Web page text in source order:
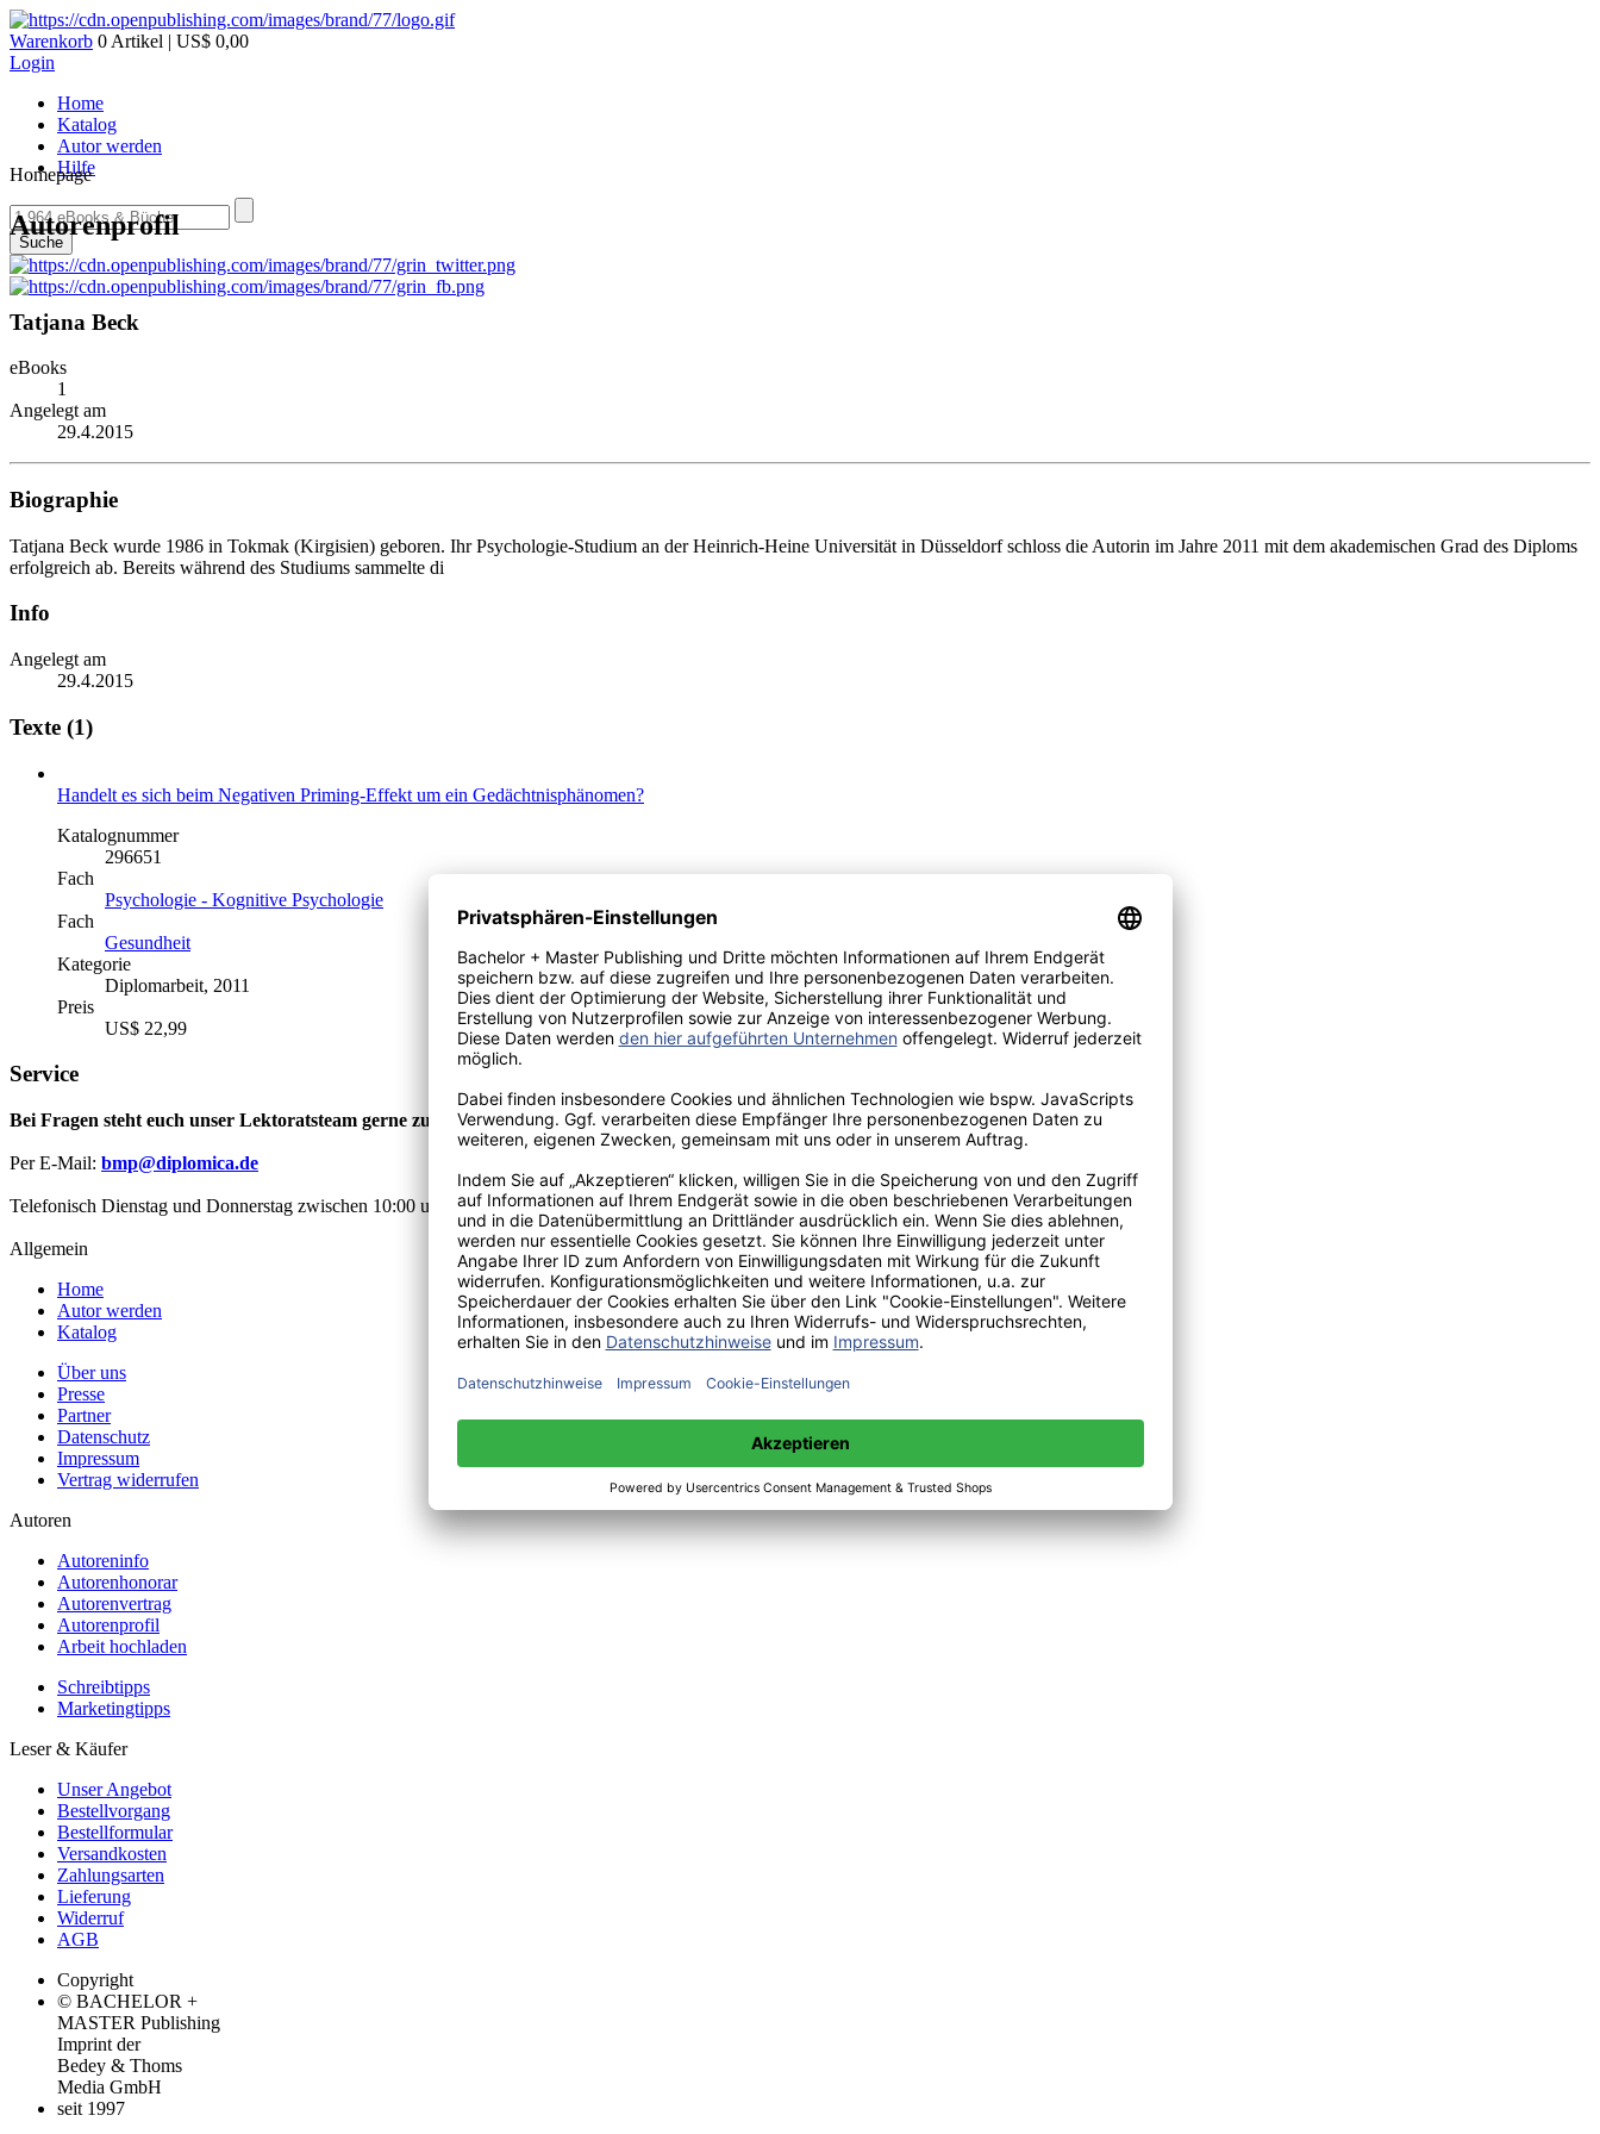
Warenkorb 0 Artikel | US$ 0,00
Login
Home
Katalog
Autor werden
Hilfe
Suche
Homepage
Autorenprofil
Tatjana Beck
eBooks
1
Angelegt am
29.4.2015
Biographie
Tatjana Beck wurde 1986 in Tokmak (Kirgisien) geboren. Ihr Psychologie-Studium an der Heinrich-Heine Universität in Düsseldorf schloss die Autorin im Jahre 2011 mit dem akademischen Grad des Diploms
erfolgreich ab. Bereits während des Studiums sammelte di
Info
Angelegt am
29.4.2015
Texte (1)
Handelt es sich beim Negativen Priming-Effekt um ein Gedächtnisphänomen?
Katalognummer
296651
Fach
Psychologie - Kognitive Psychologie
Fach
Gesundheit
Kategorie
Diplomarbeit, 2011
Preis
US$ 22,99
Service
Bei Fragen steht euch unser Lektoratsteam gerne zur Verfügung:
Per E-Mail: bmp@diplomica.de
Telefonisch Dienstag und Donnerstag zwischen 10:00 und 12:00 Uhr sowie Mittwoch 14:00 bis 15:00 Uhr:+49(0)176-85996762
Allgemein
Home
Autor werden
Katalog
Über uns
Presse
Partner
Datenschutz
Impressum
Vertrag widerrufen
Autoren
Autoreninfo
Autorenhonorar
Autorenvertrag
Autorenprofil
Arbeit hochladen
Schreibtipps
Marketingtipps
Leser & Käufer
Unser Angebot
Bestellvorgang
Bestellformular
Versandkosten
Zahlungsarten
Lieferung
Widerruf
AGB
Copyright
© BACHELOR +
MASTER Publishing
Imprint der
Bedey & Thoms
Media GmbH
seit 1997